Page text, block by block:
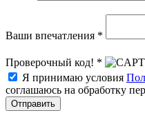
Ваши впечатления *
Проверочный код! *
Я принимаю условия
соглашаюсь на обработку
Отправить